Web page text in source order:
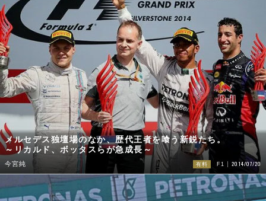
メルセデス独壇場のなか、歴代王者を喰う新鋭たち。
～リカルド、ボッタスらが急成長～
今宮純 有料 F1 2014/07/20